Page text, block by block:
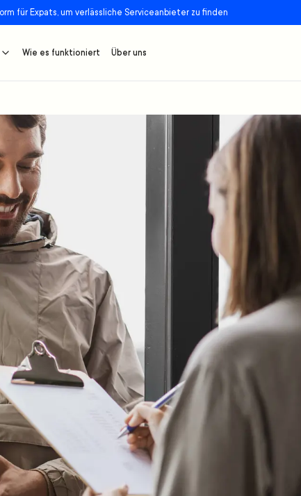
für Expats, um verlässliche Serviceanbieter zu finden
Wie es funktioniert Über uns